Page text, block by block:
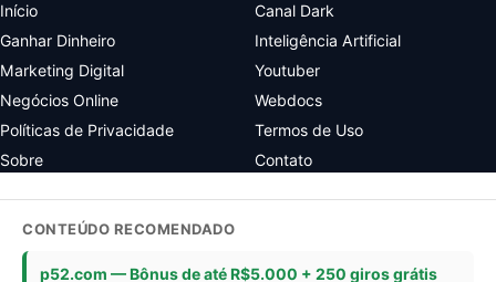
Início
Canal Dark
Ganhar Dinheiro
Inteligência Artificial
Marketing Digital
Youtuber
Negócios Online
Webdocs
Políticas de Privacidade
Termos de Uso
Sobre
Contato
CONTEÚDO RECOMENDADO
p52.com — Bônus de até R$5.000 + 250 giros grátis